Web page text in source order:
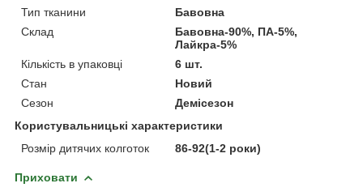
Тип тканини
Бавовна
Склад
Бавовна-90%, ПА-5%,
Лайкра-5%
Кількість в упаковці
6 шт.
Стан
Новий
Сезон
Демісезон
Користувальницькі характеристики
Розмір дитячих колготок
86-92(1-2 роки)
Приховати